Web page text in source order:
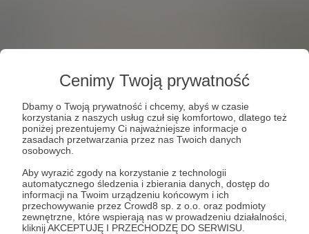
Cenimy Twoją prywatność
Dbamy o Twoją prywatność i chcemy, abyś w czasie
korzystania z naszych usług czuł się komfortowo, dlatego też
poniżej prezentujemy Ci najważniejsze informacje o
zasadach przetwarzania przez nas Twoich danych
osobowych.
Aby wyrazić zgody na korzystanie z technologii
automatycznego śledzenia i zbierania danych, dostęp do
informacji na Twoim urządzeniu końcowym i ich
przechowywanie przez Crowd8 sp. z o.o. oraz podmioty
zewnętrzne, które wspierają nas w prowadzeniu działalności,
kliknij AKCEPTUJĘ I PRZECHODZĘ DO SERWISU.